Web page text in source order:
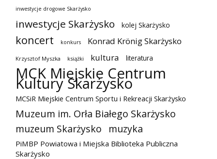
inwestycje drogowe Skarżysko
inwestycje Skarżysko kolej Skarżysko
koncert konkurs Konrad Krönig Skarżysko
Krzysztof Myszka książki kultura literatura
MCK Miejskie Centrum
Kultury Skarżysko
MCSiR Miejskie Centrum Sportu i Rekreacji Skarżysko
Muzeum im. Orła Białego Skarżysko
muzeum Skarżysko
muzyka
PiMBP Powiatowa i Miejska Biblioteka Publiczna
Skarżysko